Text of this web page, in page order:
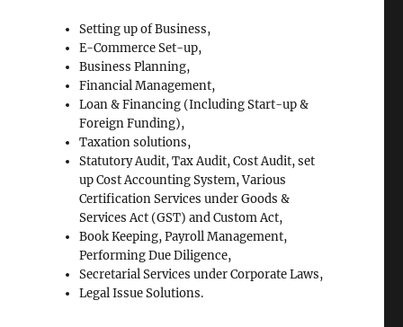
Setting up of Business,
E-Commerce Set-up,
Business Planning,
Financial Management,
Loan & Financing (Including Start-up &
Foreign Funding),
Taxation solutions,
Statutory Audit, Tax Audit, Cost Audit, set
up Cost Accounting System, Various
Certification Services under Goods &
Services Act (GST) and Custom Act,
Book Keeping, Payroll Management,
Performing Due Diligence,
Secretarial Services under Corporate Laws,
Legal Issue Solutions.